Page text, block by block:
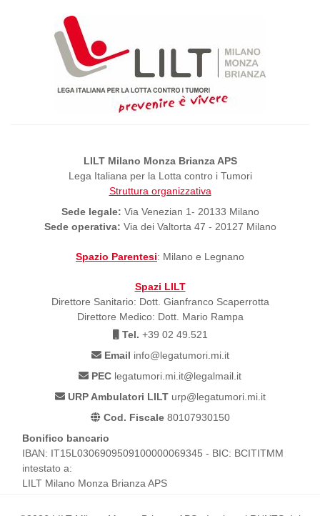
LILT Milano Monza Brianza APS
Lega Italiana per la Lotta contro i Tumori
Struttura organizzativa
Sede legale: Via Venezian 1- 20133 Milano
Sede operativa: Via dei Valtorta 47 - 20127 Milano
Spazio Parentesi: Milano e Legnano
Spazi LILT
Direttore Sanitario: Dott. Gianfranco Scaperrotta
Direttore Medico: Dott. Mario Rampa
Tel. +39 02 49.521
Email info@legatumori.mi.it
PEC legatumori.mi.it@legalmail.it
URP Ambulatori LILTurp@legatumori.mi.it
Cod. Fiscale80107930150
Bonifico bancario
IBAN: IT15L0306909509100000069345 - BIC: BCITITMM
intestato a:
LILT Milano Monza Brianza APS